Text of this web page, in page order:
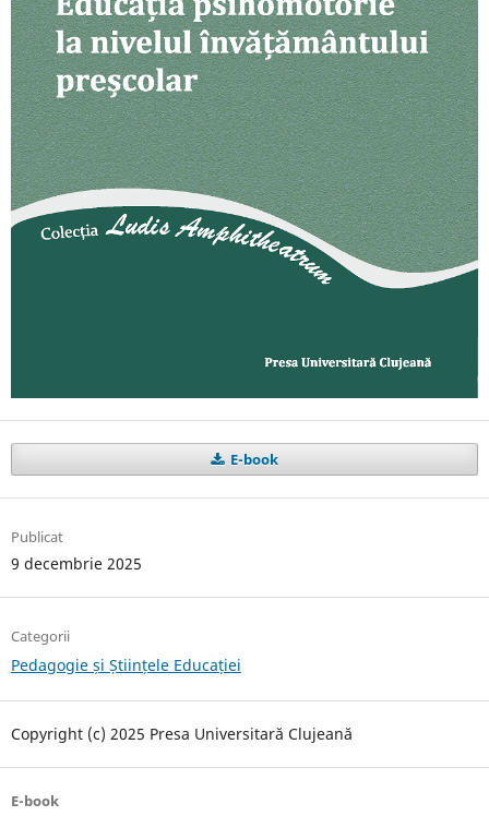
E-book
Publicat
9 decembrie 2025
Categorii
Pedagogie și Științele Educației
Copyright (c) 2025 Presa Universitară Clujeană
E-book